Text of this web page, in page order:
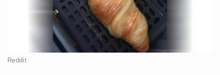
Reddit